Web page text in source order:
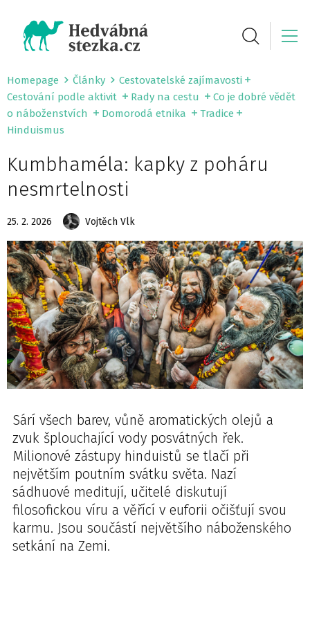
Homepage Články
Cestovatelské zajímavosti
Cestování podle aktivit
Rady na cestu
Co je dobré vědět
o náboženstvích
Domorodá etnika
Tradice
Hinduismus
Kumbhaméla: kapky z poháru
nesmrtelnosti
25. 2. 2026 Vojtěch Vlk
Sárí všech barev, vůně aromatických olejů a
zvuk šplouchající vody posvátných řek.
Milionové zástupy hinduistů se tlačí při
největším poutním svátku světa. Nazí
sádhuové meditují, učitelé diskutují
filosofickou víru a věřící v euforii očišťují svou
karmu. Jsou součástí největšího náboženského
setkání na Zemi.